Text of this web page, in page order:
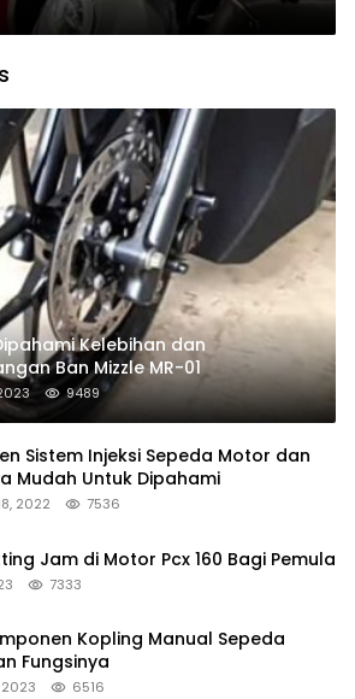
Kelebihan dan
Ban Mizzle MR-01
9489
Sistem Injeksi Sepeda Motor dan
Mudah Untuk Dipahami
2022 7536
Jam di Motor Pcx 160 Bagi Pemula
7333
Kopling Manual Sepeda
Fungsinya
6516